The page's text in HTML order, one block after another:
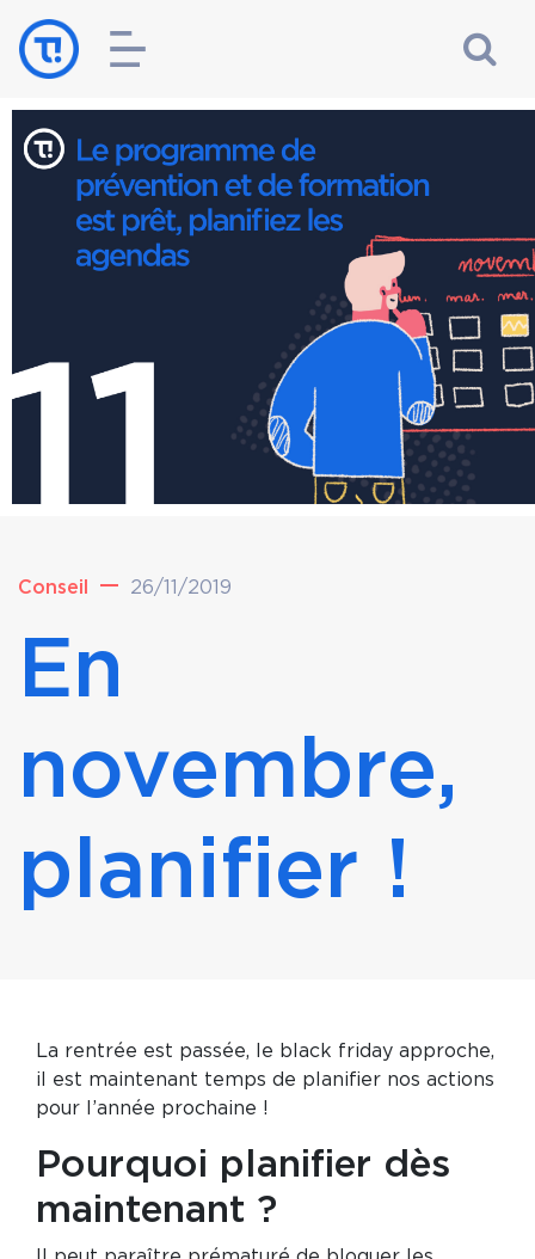
Conseil 26/11/2019
En
novembre,
planifier !
La rentrée est passée, le black friday approche,
il est maintenant temps de planifier nos actions
pour l’année prochaine !
Pourquoi planifier dès
maintenant ?